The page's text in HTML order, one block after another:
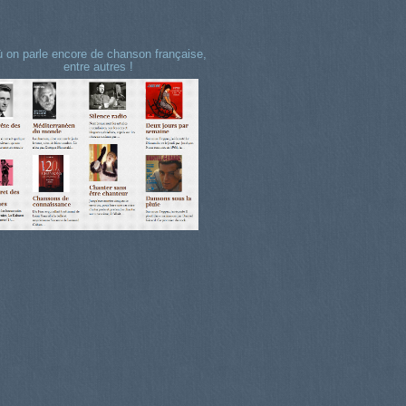
on parle encore de chanson française,
entre autres !